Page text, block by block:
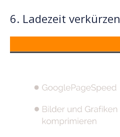
6. Ladezeit verkürzen